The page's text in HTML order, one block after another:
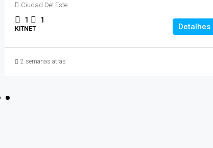
Ciudad Del Este
1 1
KITNET Detalhes
2 semanas atrás